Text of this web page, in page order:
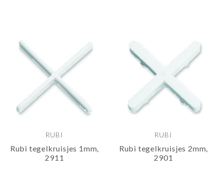
RUBI
Rubi tegelkruisjes 1mm,
2911
RUBI
Rubi tegelkruisjes 2mm,
2901